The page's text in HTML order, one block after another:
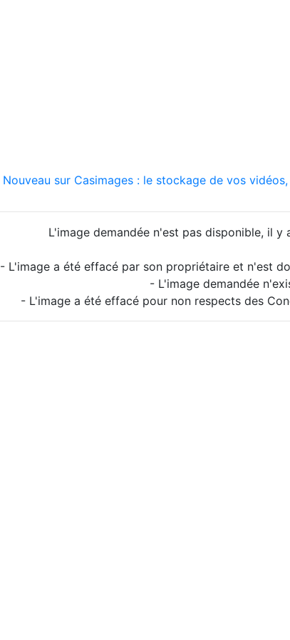
Nouveau sur Casimages : le stockage de vos
L'image demandée n'est pas disponible, il y
- L'image a été effacé par son propriétaire et n'est
- L'image demandée
- L'image a été effacé pour non respects des